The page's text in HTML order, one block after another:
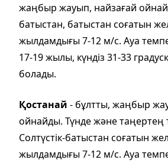
жаңбыр жауып, найзағай
батыстан, батыстан соғатын
жылдамдығы 7-12 м/с. Ауа
17-19 жылы, күндіз 31-33
болады.
Қостанай - бұлтты, жаңбыр
ойнайды. Түнде және таңертең
Солтүстік-батыстан соғатын
жылдамдығы 7-12 м/с. Ауа